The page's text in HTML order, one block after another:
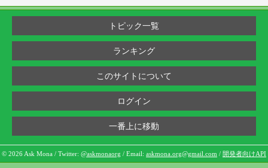
トピック一覧
ランキング
このサイトについて
ログイン
一番上に移動
© 2026 Ask Mona / Twitter: @askmonaorg / Email: askmona.org@gmail.com / 開発者向けAPI